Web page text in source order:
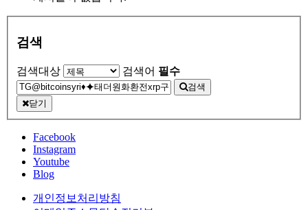
검색
검색대상 검색어 필수
검색
닫기
Facebook
Instagram
Youtube
Blog
개인정보처리방침